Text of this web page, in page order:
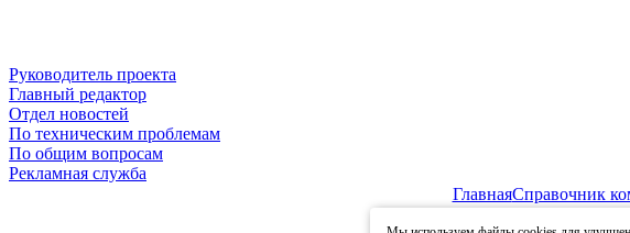
Руководитель проекта
Главный редактор
Отдел новостей
По техническим проблемам
По общим вопросам
Рекламная служба
ГлавнаяСправочник